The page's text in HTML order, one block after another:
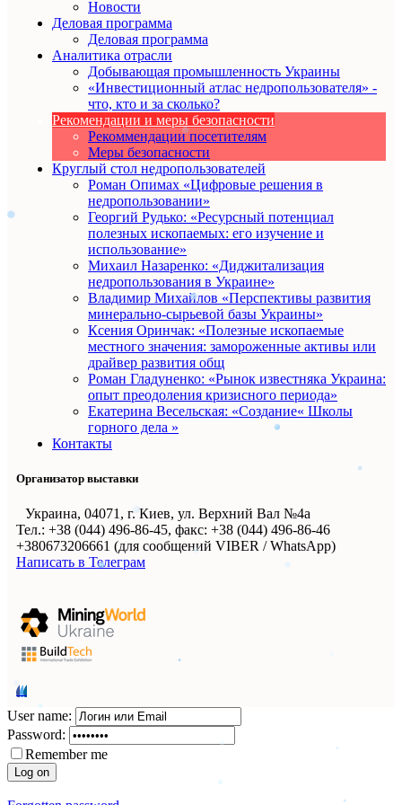
Новости
Деловая программа
Деловая программа
Аналитика отрасли
Добывающая промышленность Украины
«Инвестиционный атлас недропользователя» -
что, кто и за сколько?
Рекомендации и меры безопасности
Рекоммендации посетителям
Меры безопасности
Круглый стол недропользователей
Роман Опимах «Цифровые решения в
недропользовании»
Георгий Рудько: «Ресурсный потенциал
полезных ископаемых: его изучение и
использование»
Михаил Назаренко: «Диджитализация
недропользования в Украине»
Владимир Михайлов «Перспективы развития
минерально-сырьевой базы Украины»
Ксения Оринчак: «Полезные ископаемые
местного значения: замороженные активы или
драйвер развития общ
Роман Гладуненко: «Рынок известняка Украина:
опыт преодоления кризисного периода»
Екатерина Весельская: «Создание« Школы
горного дела »
Контакты
Организатор выставки
Украина, 04071, г. Киев, ул. Верхний Вал №4а
Тел.: +38 (044) 496-86-45, факс: +38 (044) 496-86-46
+380673206661 (для сообщений VIBER / WhatsApp)
Написать в Телеграм
User name:
Password:
Remember me